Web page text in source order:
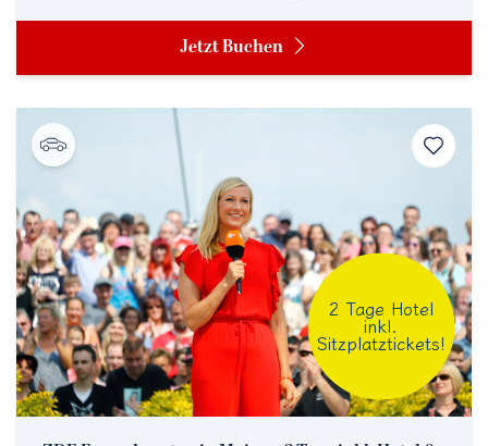
Jetzt Buchen
2 Tage Hotel
inkl.
Sitzplatztickets!